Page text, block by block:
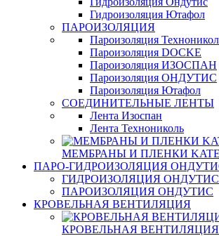
Гидроизоляция Ютафол
ПАРОИЗОЛЯЦИЯ
Пароизоляция
Пароизоляция DOCKE
Пароизоляция ИЗОСПАН
Пароизоляция ОНДУТИС
Пароизоляция Ютафол
СОЕДИНИТЕЛЬНЫЕ ЛЕНТЫ
Лента Изоспан
Лента Технониколь
МЕМБРАНЫ И ПЛЕНКИ
ПАРО-ГИДРОИЗОЛЯЦИЯ
ГИДРОИЗОЛЯЦИЯ ОНДУТИС
ПАРОИЗОЛЯЦИЯ ОНДУТИС
КРОВЕЛЬНАЯ ВЕНТИЛЯЦИЯ
КРОВЕЛЬНАЯ ВЕНТИЛЯЦИЯ